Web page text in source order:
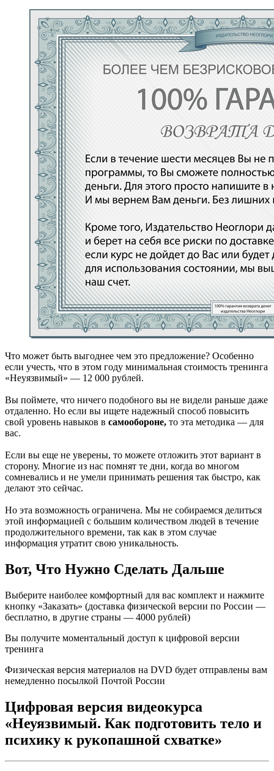
Что может быть выгоднее чем это предложение? Особенно
если учесть, что в этом году минимальная стоимость тренинга
«Неуязвимый» — 12 000 рублей.
Вы поймете, что ничего подобного вы не видели раньше даже
отдаленно. Но если вы ищете надежный способ повысить
свой уровень навыков в самообороне, то эта методика — для
вас.
Если вы еще не уверены, то можете отложить этот вариант в
сторону. Многие из нас помнят те дни, когда во многом
сомневались и не умели принимать решения так быстро, как
делают это сейчас.
Но эта возможность ограничена. Мы не собираемся делиться
этой информацией с большим количеством людей в течение
продолжительного времени, так как в этом случае
информация утратит свою уникальность.
Вот, Что Нужно Сделать Дальше
Выберите наиболее комфортный для вас комплект и нажмите
кнопку «Заказать» (доставка физической версии по России —
бесплатно, в другие страны — 4000 рублей)
Вы получите моментальный доступ к цифровой версии
тренинга
Физическая версия материалов на DVD будет отправлены вам
немедленно посылкой Почтой России
Цифровая версия видеокурса
«Неуязвимый. Как подготовить тело и
психику к рукопашной схватке»